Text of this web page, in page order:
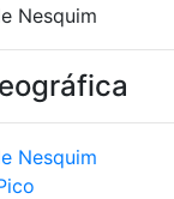
Nesquim
Nesquim